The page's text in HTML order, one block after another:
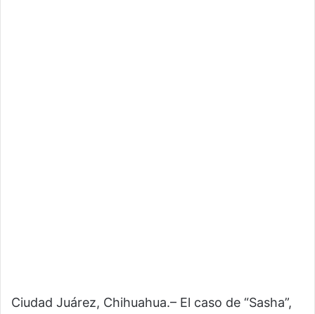
Ciudad Juárez, Chihuahua.– El caso de “Sasha”,